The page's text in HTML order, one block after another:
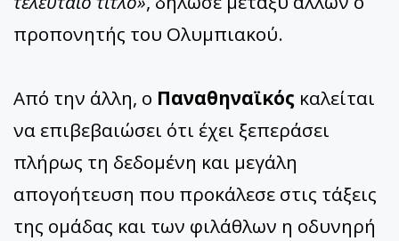
προπονητής του Ολυμπιακού.
Από την άλλη, ο Παναθηναϊκός καλείται
να επιβεβαιώσει ότι έχει ξεπεράσει
πλήρως τη δεδομένη και μεγάλη
απογοήτευση που προκάλεσε στις τάξεις
της ομάδας και των φιλάθλων η οδυνηρή